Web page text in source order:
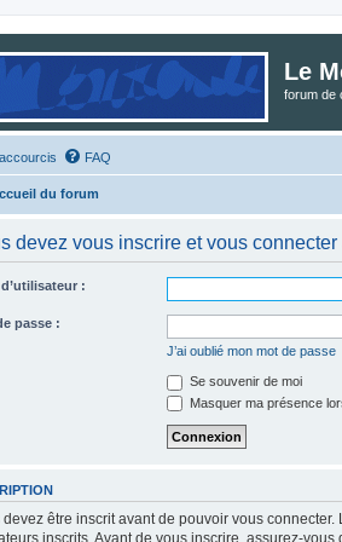
Le
forum de
FAQ
du forum
devez vous inscrire et vous
:
passe :
J’ai oublié mon mot de passe
Se souvenir de moi
Masquer ma présence
devez être inscrit avant de pouvoir vous
inscrits. Avant de vous inscrire, assurez-